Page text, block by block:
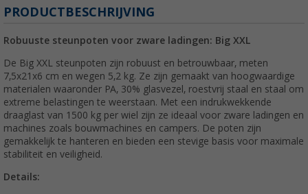
PRODUCTBESCHRIJVING
Robuuste steunpoten voor zware ladingen: Big XXL
De Big XXL steunpoten zijn robuust en betrouwbaar, meten
7,5x21x6 cm en wegen 5,2 kg. Ze zijn gemaakt van hoogwaardige
materialen waaronder PA, 30% glasvezel, roestvrij staal en staal om
extreme belastingen te weerstaan. Met een indrukwekkende
draaglast van 1500 kg per wiel zijn ze ideaal voor zware ladingen en
machines zoals bouwmachines en campers. De poten zijn
gemakkelijk te hanteren en bieden een stevige basis voor maximale
stabiliteit en veiligheid.
Details: